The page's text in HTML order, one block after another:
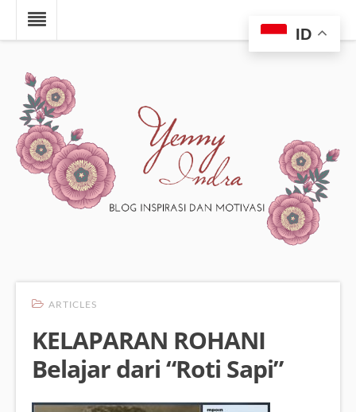
ARTICLES
KELAPARAN ROHANI
Belajar dari “Roti Sapi”
ID